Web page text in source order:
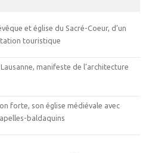
et église du Sacré-Coeur, d’un
touristique
Lausanne, manifeste de l’architecture
forte, son église médiévale avec
baldaquins